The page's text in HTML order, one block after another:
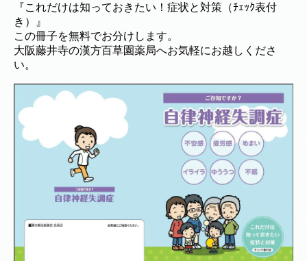
『これだけは知っておきたい！症状と対策（ﾁｪｯｸ表付
き）』
この冊子を無料でお分けします。
大阪藤井寺の漢方百草園薬局へお気軽にお越しくださ
い。